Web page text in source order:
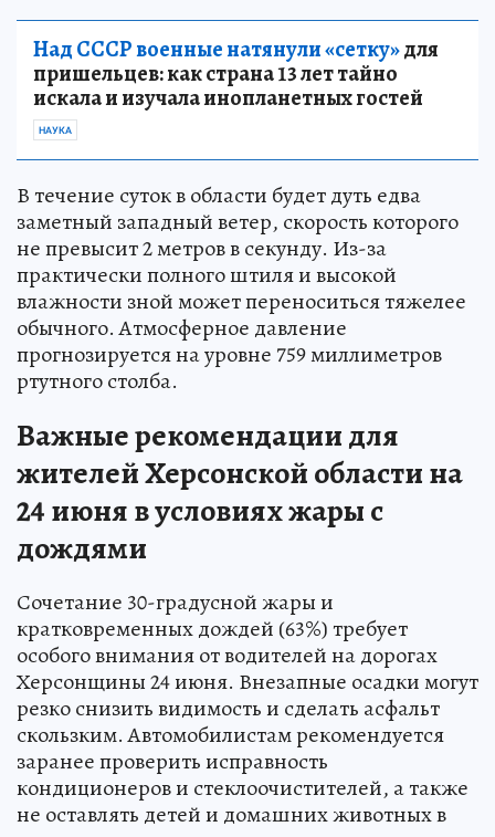
Над СССР военные натянули «сетку»для
пришельцев: как страна 13 лет тайно
искала и изучала инопланетных гостей
НАУКА
В течение суток в области будет дуть едва
заметный западный ветер, скорость которого
не превысит 2 метров в секунду. Из-за
практически полного штиля и высокой
влажности зной может переноситься тяжелее
обычного. Атмосферное давление
прогнозируется на уровне 759 миллиметров
ртутного столба.
Важные рекомендации для
жителей Херсонской области на
24 июня в условиях жары с
дождями
Сочетание 30-градусной жары и
кратковременных дождей (63%) требует
особого внимания от водителей на дорогах
Херсонщины 24 июня. Внезапные осадки могут
резко снизить видимость и сделать асфальт
скользким. Автомобилистам рекомендуется
заранее проверить исправность
кондиционеров и стеклоочистителей, а также
не оставлять детей и домашних животных в